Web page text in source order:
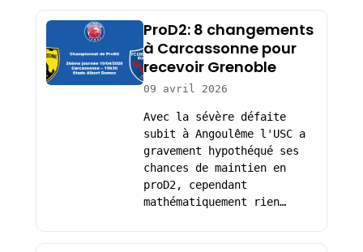
ProD2: 8 changements
à Carcassonne pour
recevoir Grenoble
09 avril 2026
Avec la sévère défaite
subit à Angoulême l'USC a
gravement hypothéqué ses
chances de maintien en
proD2, cependant
mathématiquement rien…